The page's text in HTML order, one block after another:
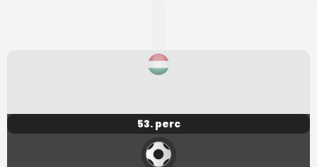
53. perc